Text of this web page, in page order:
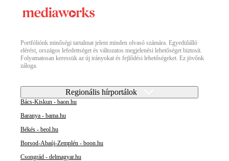
Portfóliónk minőségi tartalmat jelent minden olvasó számára. Egyedülálló
elérést, országos lefedettséget és változatos megjelenési lehetőséget biztosít.
Folyamatosan keressük az új irányokat és fejlődési lehetőségeket. Ez jövőnk
záloga.
Regionális hírportálok
Bács-Kiskun - baon.hu
Baranya - bama.hu
Békés - beol.hu
Borsod-Abaúj-Zemplén - boon.hu
Csongrád - delmagyar.hu